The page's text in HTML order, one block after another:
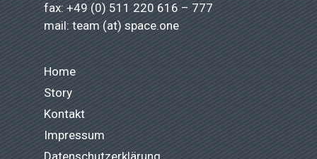
fax: +49 (0) 511 220 616 – 777
mail: team (at) space.one
Home
Story
Kontakt
Impressum
Datenschutzerklärung